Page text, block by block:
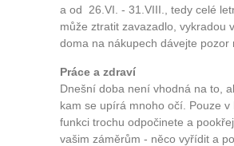
a od 26.VI. - 31.VIII., tedy celé
může ztratit zavazadlo, vykradou
doma na nákupech dávejte pozor
Práce a zdraví
Dnešní doba není vhodná na to,
kam se upírá mnoho očí. Pouze
funkci trochu odpočinete a
vašim záměrům - něco vyřídit a